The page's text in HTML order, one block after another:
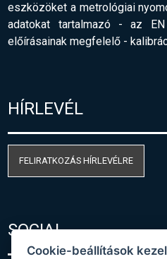
eszközöket a metrológiai
adatokat tartalmazó - az
előírásainak megfelelő -
HÍRLEVÉL
FELIRATKOZÁS HÍRLEVÉLRE
SOCIAL
Cookie-beállítások